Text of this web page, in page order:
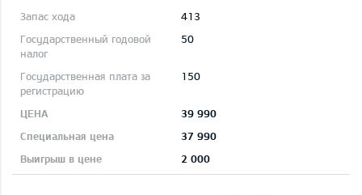
413
50
150
39 990
37 990
2 000